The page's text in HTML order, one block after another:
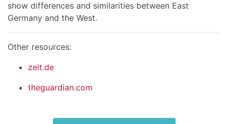
show differences and similarities between East
Germany and the West.
Other resources:
zeit.de
theguardian.com